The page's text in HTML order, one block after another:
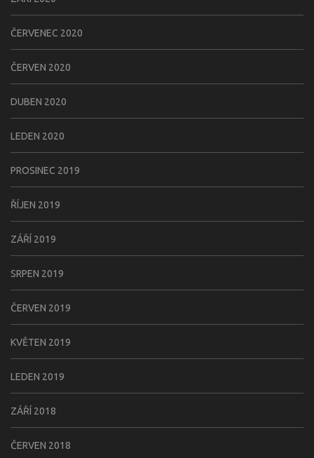
ČERVENEC 2020
ČERVEN 2020
DUBEN 2020
LEDEN 2020
PROSINEC 2019
ŘÍJEN 2019
ZÁŘÍ 2019
SRPEN 2019
ČERVEN 2019
KVĚTEN 2019
LEDEN 2019
ZÁŘÍ 2018
ČERVEN 2018